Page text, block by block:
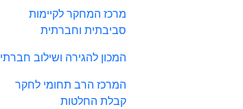
מרכז המחקר לקיימות
סביבתית וחברתית
המכון להגירה ושילוב חברתי
המרכז הרב תחומי לחקר
קבלת החלטות